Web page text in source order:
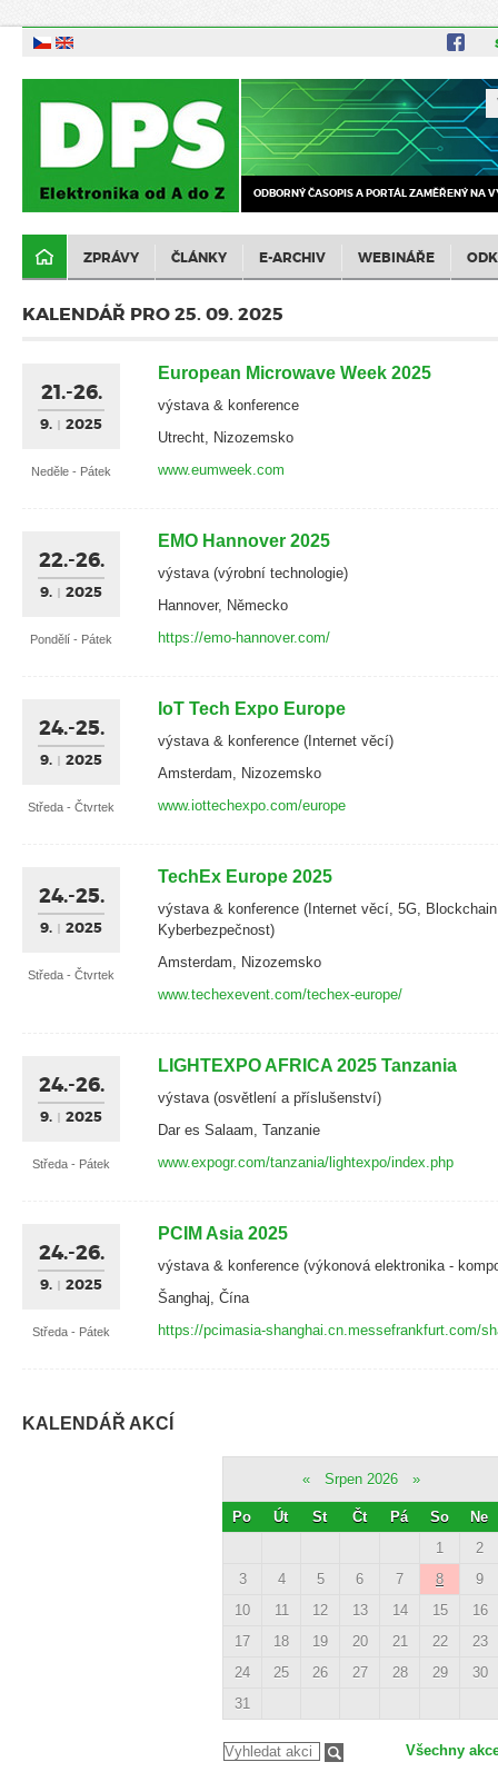
ODBORNÝ ČASOPIS A PORTÁL ZAMĚŘENÝ NA
ZPRÁVY ČLÁNKY E-ARCHIV WEBINÁŘE
KALENDÁŘ PRO 25. 09. 2025
21.-26.
9. 2025
Neděle - Pátek
European Microwave Week 2025
výstava & konference
Utrecht, Nizozemsko
www.eumweek.com
22.-26.
9. 2025
Pondělí - Pátek
EMO Hannover 2025
výstava (výrobní technologie)
Hannover, Německo
https://emo-hannover.com/
24.-25.
9. 2025
Středa - Čtvrtek
IoT Tech Expo Europe
výstava & konference (Internet věcí)
Amsterdam, Nizozemsko
www.iottechexpo.com/europe
24.-25.
9. 2025
Středa - Čtvrtek
TechEx Europe 2025
výstava & konference (Internet věcí, 5G,
Kyberbezpečnost)
Amsterdam, Nizozemsko
www.techexevent.com/techex-europe/
24.-26.
9. 2025
Středa - Pátek
LIGHTEXPO AFRICA 2025 Tanzania
výstava (osvětlení a příslušenství)
Dar es Salaam, Tanzanie
www.expogr.com/tanzania/lightexpo/index.php
24.-26.
9. 2025
Středa - Pátek
PCIM Asia 2025
výstava & konference (výkonová elektronika -
Šanghaj, Čína
https://pcimasia-shanghai.cn.messefrankfurt.com/
KALENDÁŘ AKCÍ
« Srpen 2026 »
Po Út St Čt Pá So
Ne
1
2
3
4 5 6 7 8
9
10
11 12 13 14 15
16
17
18 19 20 21 22
23
24
25 26 27 28 29
30
31
Všechny